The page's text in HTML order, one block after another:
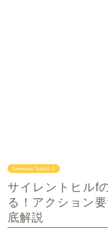
Nintendo Switch 2
サイレントヒルf
る！アクション
底解説